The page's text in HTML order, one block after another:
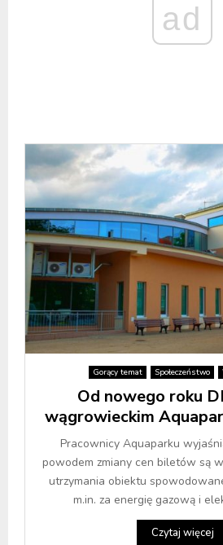
ad
Gorący temat Społeczeństwo
Od nowego roku
wągrowieckim
Pracownicy Aquaparku
powodem zmiany cen biletów są
utrzymania obiektu
m.in. za energię gazową i
Czytaj więcej